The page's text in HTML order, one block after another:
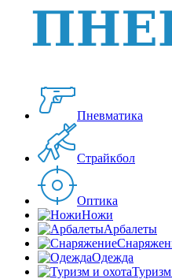
Пневматика
Страйкбол
Оптика
Ножи
Арбалеты
Одежда